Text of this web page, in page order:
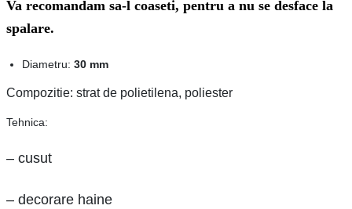
Va recomandam sa-l coaseti, pentru a nu se desface la
spalare.
Diametru: 30 mm
Compozitie: strat de polietilena, poliester
Tehnica:
– cusut
– decorare haine